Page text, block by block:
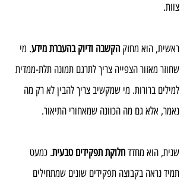
צוות.
ראשית, הוא מחזק הקשבה ודיוק בהעברת מידע. מי
שחוזר מאזור הצפייה צריך לתרגם תמונה תלת-ממדית
למילים ברורות. מי שמקשיב צריך להבין לא רק מה
נאמר, אלא גם מה הכוונה שמאחורי התיאור.
שנית, הוא מחדד חלוקת תפקידים טבעית. כמעט
תמיד נראה בקבוצה תפקידים שונים שמתחילים